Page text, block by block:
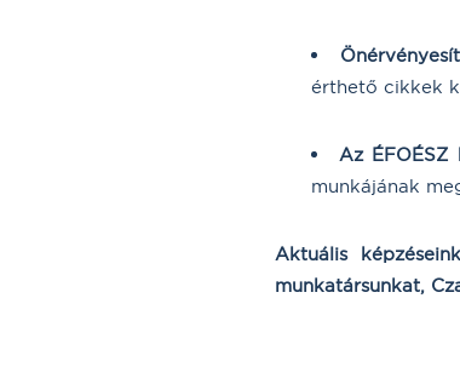
érthető cikkek
Az
munkájának
Aktuális
munkatársunkat,